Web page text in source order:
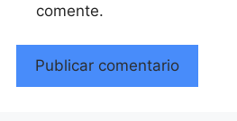
comente.